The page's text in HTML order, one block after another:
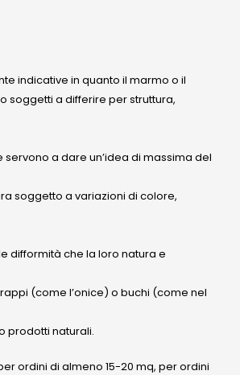
indicative in quanto il marmo o il
soggetti a differire per struttura,
a dare un’idea di massima del
soggetto a variazioni di colore,
difformità che la loro natura e
(come l’onice) o buchi (come nel
prodotti naturali.
ordini di almeno 15-20 mq, per ordini